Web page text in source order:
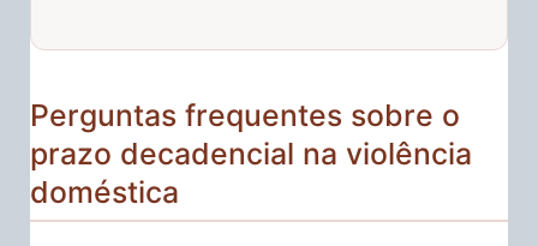
Perguntas frequentes sobre o
prazo decadencial na violência
doméstica